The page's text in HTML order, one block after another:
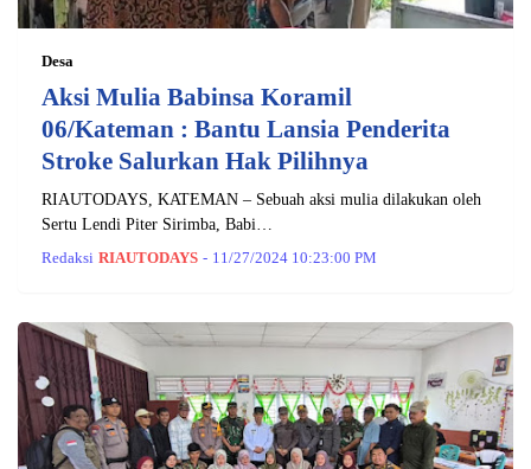
Desa
Aksi Mulia Babinsa Koramil
06/Kateman : Bantu Lansia Penderita
Stroke Salurkan Hak Pilihnya
RIAUTODAYS, KATEMAN – Sebuah aksi mulia dilakukan oleh
Sertu Lendi Piter Sirimba, Babi…
Redaksi RIAUTODAYS - 11/27/2024 10:23:00 PM